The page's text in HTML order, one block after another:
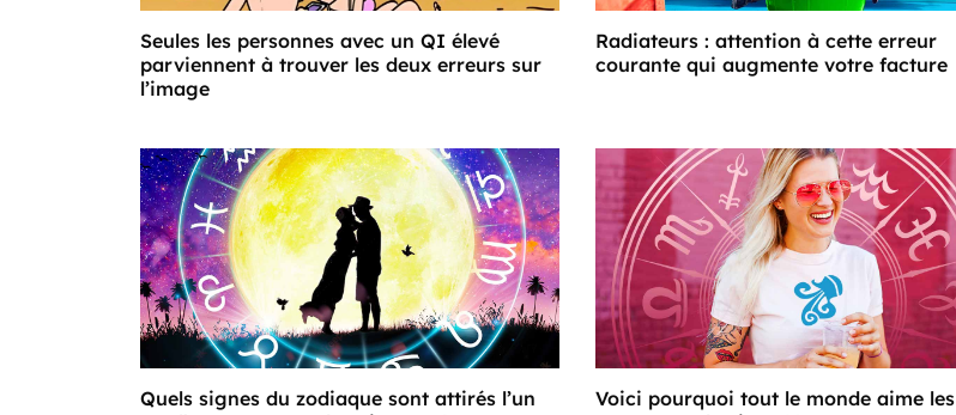
Seules les personnes avec un QI élevé
parviennent à trouver les deux erreurs sur
l’image
Radiateurs : attention à cette erreur
courante qui augmente votre facture
Quels signes du zodiaque sont attirés l’un
Voici pourquoi tout le monde aime les